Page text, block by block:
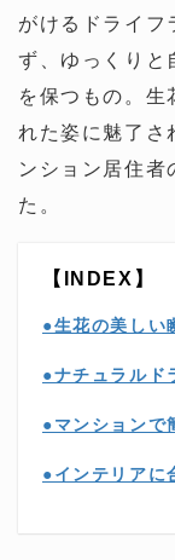
がけるドライフ
ず、ゆっくりと
を保つもの。生
れた姿に魅了さ
ンション居住者
た。
【INDEX】
●生花の美しい
●ナチュラルド
●マンションで
●インテリアに